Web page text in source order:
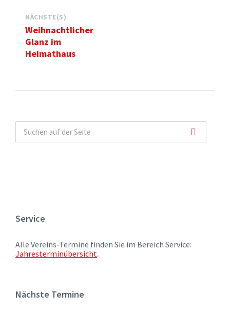
NÄCHSTE(S)
Weihnachtlicher
Glanz im
Heimathaus
Service
Alle Vereins-Termine finden Sie im Bereich Service:
Jahresterminübersicht.
Nächste Termine